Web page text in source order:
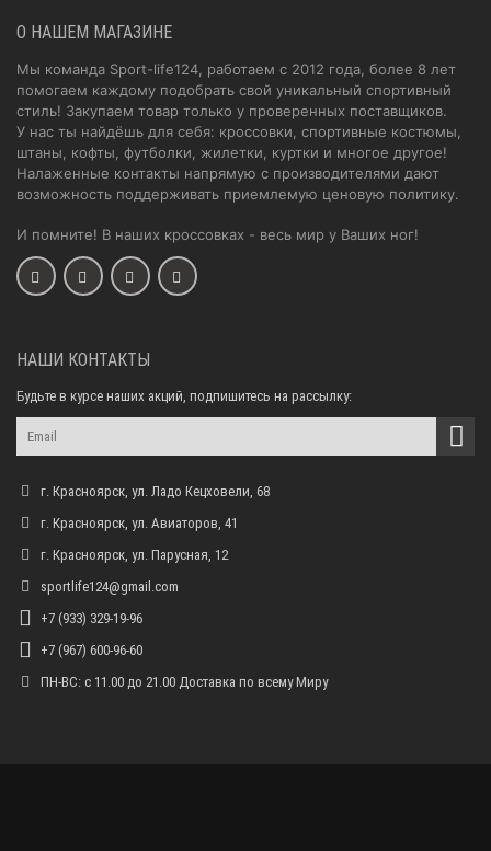
О НАШЕМ МАГАЗИНЕ
Мы команда Sport-life124, работаем с 2012 года, более 8 лет
помогаем каждому подобрать свой уникальный спортивный
стиль! Закупаем товар только у проверенных поставщиков.
У нас ты найдёшь для себя: кроссовки, спортивные костюмы,
штаны, кофты, футболки, жилетки, куртки и многое другое!
Налаженные контакты напрямую с производителями дают
возможность поддерживать приемлемую ценовую политику.
И помните! В наших кроссовках - весь мир у Ваших ног!
НАШИ КОНТАКТЫ
Будьте в курсе наших акций, подпишитесь на рассылку:
г. Красноярск, ул. Ладо Кецховели, 68
г. Красноярск, ул. Авиаторов, 41
г. Красноярск, ул. Парусная, 12
sportlife124@gmail.com
+7 (933) 329-19-96
+7 (967) 600-96-60
ПН-ВС: с 11.00 до 21.00 Доставка по всему Миру